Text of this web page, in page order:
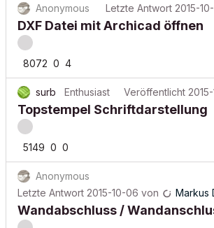
Anonymous Letzte Antwort 2015-
DXF Datei mit Archicad öffnen
8072 0 4
surb Enthusiast Veröffentlicht
Topstempel Schriftdarstellung
5149 0 0
Anonymous
Letzte Antwort 2015-10-06 von Markus
Wandabschluss /